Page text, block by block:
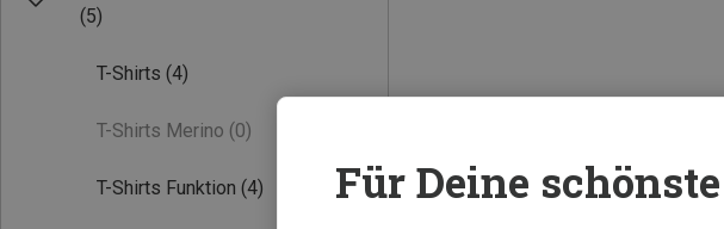
(5)
T-Shirts (4)
T-Shirts Merino (0)
T-Shirts Funktion (4) Für Deine